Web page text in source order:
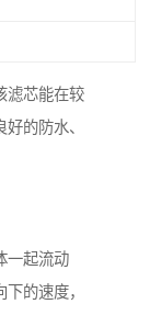
滤芯能在较
的防水、
一起流动
的速度，